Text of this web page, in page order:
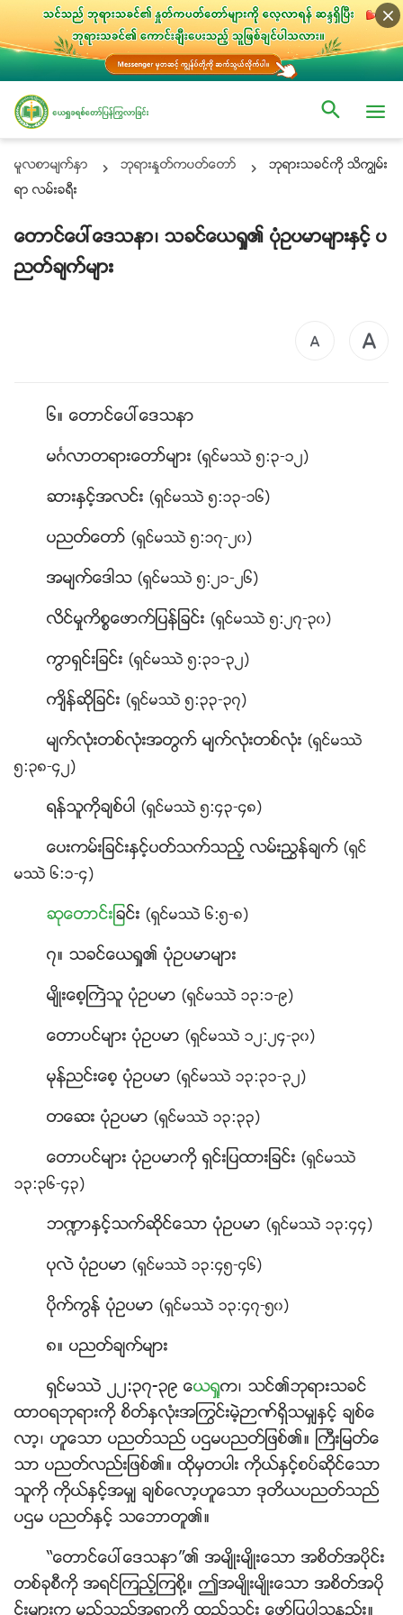
မူလစာမ်က္ႏွာ ဘုရားႏႈတ္ကပတ္ေတာ္
ဘုရားသခင္ကို သိကြၽမ္း
ရာ လမ္းခရီး
ေတာင္ေပၚေဒသနာ၊ သခင္ေယရႈ၏ ပုံဥပမာမ်ားႏွင့္ ပ
ညတ္ခ်က္မ်ား
၆။ ေတာင္ေပၚေဒသနာ
မဂၤလာတရားေတာ္မ်ား (ရွင္မႆဲ ၅:၃-၁၂)
ဆားႏွင့္အလင္း (ရွင္မႆဲ ၅:၁၃-၁၆)
ပညတ္ေတာ္ (ရွင္မႆဲ ၅:၁၇-၂၀)
အမ်က္ေဒါသ (ရွင္မႆဲ ၅:၂၁-၂၆)
လိင္မႈကိစၥေဖာက္ျပန္ျခင္း (ရွင္မႆဲ ၅:၂၇-၃၀)
ကြာရွင္းျခင္း (ရွင္မႆဲ ၅:၃၁-၃၂)
က်ိန္ဆိုျခင္း (ရွင္မႆဲ ၅:၃၃-၃၇)
မ်က္လုံးတစ္လုံးအတြက္ မ်က္လုံးတစ္လုံး (ရွင္မႆဲ
၅:၃၈-၄၂)
ရန္သူကိုခ်စ္ပါ (ရွင္မႆဲ ၅:၄၃-၄၈)
ေပးကမ္းျခင္းႏွင့္ပတ္သက္သည့္ လမ္းၫႊန္ခ်က္ (ရွင္
မႆဲ ၆:၁-၄)
ဆုေတာင္းျခင္း (ရွင္မႆဲ ၆:၅-၈)
၇။ သခင္ေယရႈ၏ ပုံဥပမာမ်ား
မ်ိဳးေစ့ႀကဲသူ ပုံဥပမာ (ရွင္မႆဲ ၁၃:၁-၉)
ေတာပင္မ်ား ပုံဥပမာ (ရွင္မႆဲ ၁၂:၂၄-၃၀)
မုန္ညင္းေစ့ ပုံဥပမာ (ရွင္မႆဲ ၁၃:၃၁-၃၂)
တေဆး ပုံဥပမာ (ရွင္မႆဲ ၁၃:၃၃)
ေတာပင္မ်ား ပုံဥပမာကို ရွင္းျပထားျခင္း (ရွင္မႆဲ
၁၃:၃၆-၄၃)
ဘ႑ာႏွင့္သက္ဆိုင္ေသာ ပုံဥပမာ (ရွင္မႆဲ ၁၃:၄၄)
ပုလဲ ပုံဥပမာ (ရွင္မႆဲ ၁၃:၄၅-၄၆)
ပိုက္ကြန္ ပုံဥပမာ (ရွင္မႆဲ ၁၃:၄၇-၅၀)
၈။ ပညတ္ခ်က္မ်ား
ရွင္မႆဲ ၂၂:၃၇-၃၉ေယရႈက၊ သင္၏ဘုရားသခင္
ထာဝရဘုရားကို စိတ္ႏွလုံးအႂကြင္းမဲ့ဉာဏ္ရွိသမွ်ႏွင့္ ခ်စ္ေ
လာ့၊ ဟူေသာ ပညတ္သည္ ပဌမပညတ္ျဖစ္၏။ ႀကီးျမတ္ေ
သာ ပညတ္လည္းျဖစ္၏။ ထိုမွတပါး ကိုယ္ႏွင့္စပ္ဆိုင္ေသာ
သူကို ကိုယ္ႏွင့္အမွ် ခ်စ္ေလာ့ဟူေသာ ဒုတိယပညတ္သည္
ပဌမ ပညတ္ႏွင့္ သေဘာတူ၏။
“ေတာင္ေပၚေဒသနာ”၏ အမ်ိဳးမ်ိဳးေသာ အစိတ္အပိုင္း
တစ္ခုစီကို အရင္ၾကည့္ၾကစို႔။ ဤအမ်ိဳးမ်ိဳးေသာ အစိတ္အပို